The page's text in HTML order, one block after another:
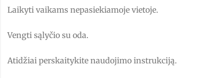
Laikyti vaikams nepasiekiamoje vietoje.
Vengti sąlyčio su oda.
Atidžiai perskaitykite naudojimo instrukciją.